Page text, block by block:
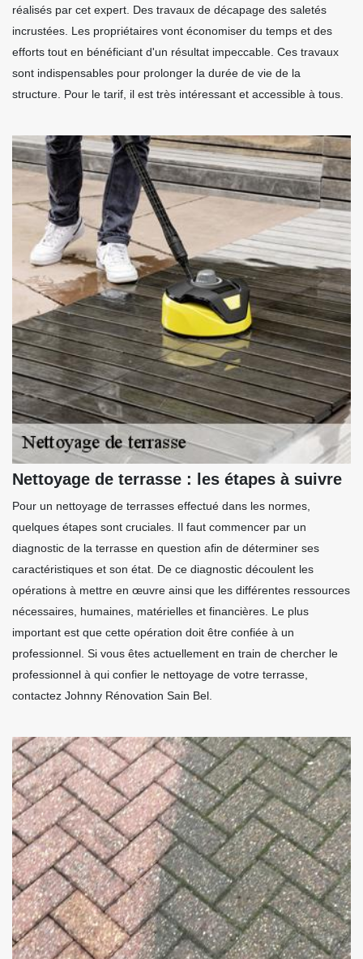
réalisés par cet expert. Des travaux de décapage des saletés
incrustées. Les propriétaires vont économiser du temps et des
efforts tout en bénéficiant d'un résultat impeccable. Ces travaux
sont indispensables pour prolonger la durée de vie de la
structure. Pour le tarif, il est très intéressant et accessible à tous.
Nettoyage de terrasse : les étapes à suivre
Pour un nettoyage de terrasses effectué dans les normes,
quelques étapes sont cruciales. Il faut commencer par un
diagnostic de la terrasse en question afin de déterminer ses
caractéristiques et son état. De ce diagnostic découlent les
opérations à mettre en œuvre ainsi que les différentes ressources
nécessaires, humaines, matérielles et financières. Le plus
important est que cette opération doit être confiée à un
professionnel. Si vous êtes actuellement en train de chercher le
professionnel à qui confier le nettoyage de votre terrasse,
contactez Johnny Rénovation Sain Bel.